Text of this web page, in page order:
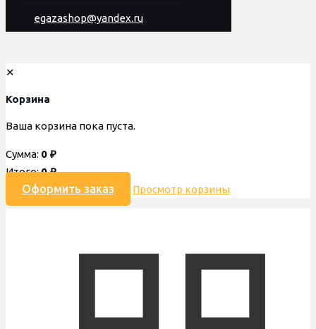
egazashop@yandex.ru
✕
Корзина
Ваша корзина пока пуста.
Сумма: 0 ₽
Итого:0₽
Оформить заказ Просмотр корзины